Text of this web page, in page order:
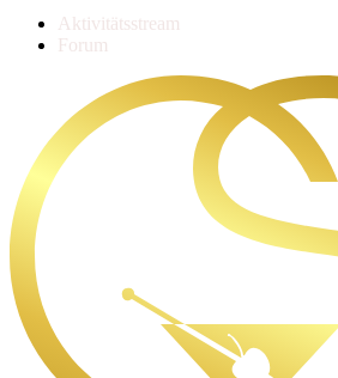
Aktivitätsstream
Forum